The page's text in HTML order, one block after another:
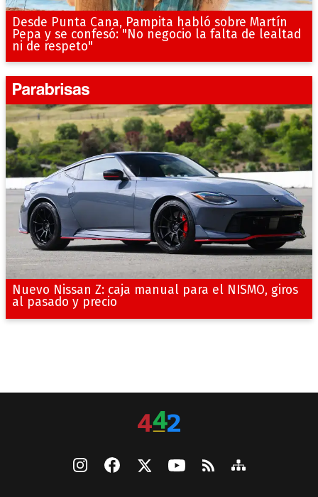
Desde Punta Cana, Pampita habló sobre Martín
Pepa y se confesó: "No negocio la falta de lealtad
ni de respeto"
Nuevo Nissan Z: caja manual para el NISMO, giros
al pasado y precio